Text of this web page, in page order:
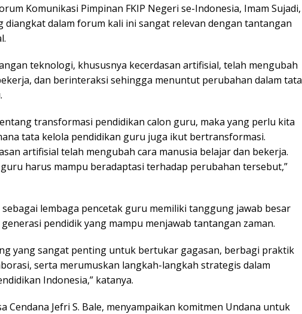
Komunikasi Pimpinan FKIP Negeri se-Indonesia, Imam Sujadi,
diangkat dalam forum kali ini sangat relevan dengan tantangan
teknologi, khususnya kecerdasan artifisial, telah mengubah
dan berinteraksi sehingga menuntut perubahan dalam tata
transformasi pendidikan calon guru, maka yang perlu kita
tata kelola pendidikan guru juga ikut bertransformasi.
artifisial telah mengubah cara manusia belajar dan bekerja.
harus mampu beradaptasi terhadap perubahan tersebut,”
sebagai lembaga pencetak guru memiliki tanggung jawab besar
pendidik yang mampu menjawab tantangan zaman.
yang sangat penting untuk bertukar gagasan, berbagi praktik
serta merumuskan langkah-langkah strategis dalam
Indonesia,” katanya.
Cendana Jefri S. Bale, menyampaikan komitmen Undana untuk